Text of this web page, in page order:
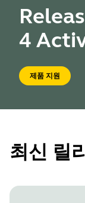
4
제품 지원
최신 릴